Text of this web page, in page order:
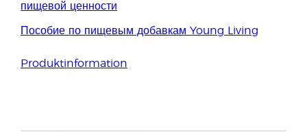
пищевой ценности
Пособие по пищевым добавкам Young Living
Produktinformation